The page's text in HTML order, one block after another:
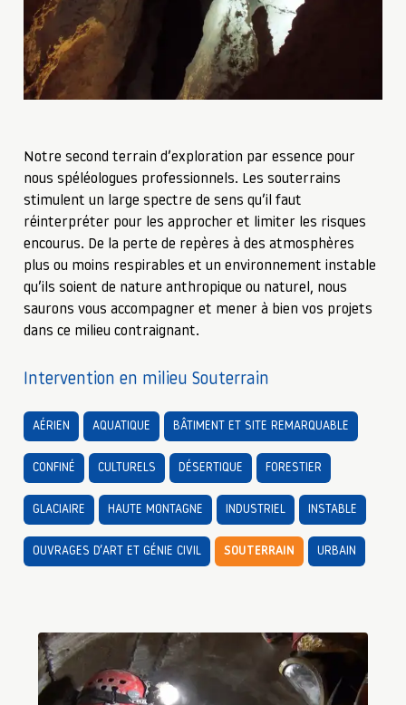
Notre second terrain d’exploration par essence pour
nous spéléologues professionnels. Les souterrains
stimulent un large spectre de sens qu’il faut
réinterpréter pour les approcher et limiter les risques
encourus. De la perte de repères à des atmosphères
plus ou moins respirables et un environnement instable
qu’ils soient de nature anthropique ou naturel, nous
saurons vous accompagner et mener à bien vos projets
dans ce milieu contraignant.
Intervention en milieu Souterrain
AÉRIEN AQUATIQUE BÂTIMENT ET SITE REMARQUABLE
CONFINÉ CULTURELS DÉSERTIQUE FORESTIER
GLACIAIRE HAUTE MONTAGNE INDUSTRIEL INSTABLE
OUVRAGES D’ART ET GÉNIE CIVIL SOUTERRAIN URBAIN